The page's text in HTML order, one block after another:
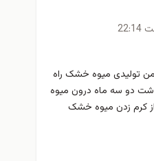
تولیدی میوه خشک راه
دو سه ماه درون میوه
کرم زدن میوه خشک